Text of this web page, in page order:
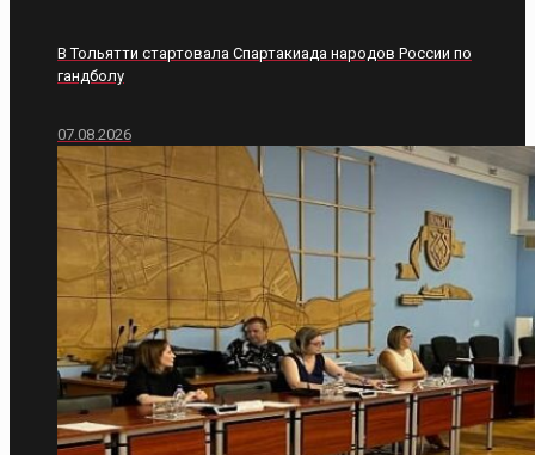
В Тольятти стартовала Спартакиада народов России по
гандболу
07.08.2026